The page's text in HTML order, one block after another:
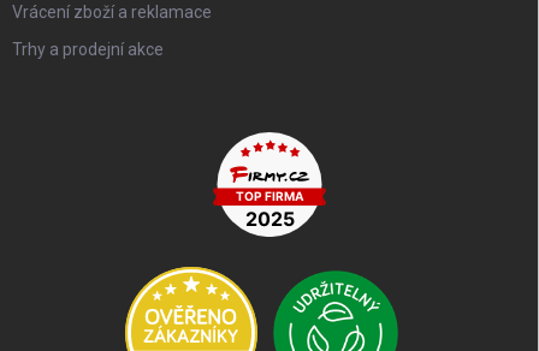
Vrácení zboží a reklamace
Trhy a prodejní akce